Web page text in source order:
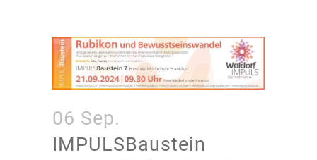
06 Sep.
IMPULSBaustein